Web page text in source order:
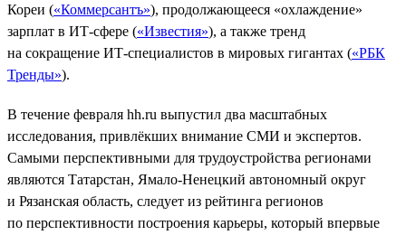
Кореи («Коммерсантъ»), продолжающееся «охлаждение»
зарплат в ИТ-сфере («Известия»), а также тренд
на сокращение ИТ-специалистов в мировых гигантах («РБК
Тренды»).
В течение февраля hh.ru выпустил два масштабных
исследования, привлёкших внимание СМИ и экспертов.
Самыми перспективными для трудоустройства регионами
являются Татарстан, Ямало-Ненецкий автономный округ
и Рязанская область, следует из рейтинга регионов
по перспективности построения карьеры, который впервые